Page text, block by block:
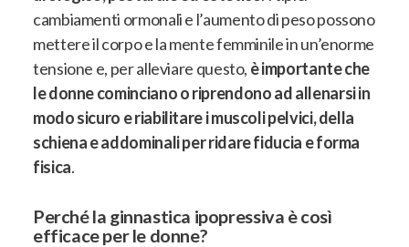
cambiamenti ormonali e l’aumento di peso possono
mettere il corpo e la mente femminile in un’enorme
tensione e, per alleviare questo, è importante che
le donne cominciano o riprendono ad allenarsi in
modo sicuro e riabilitare i muscoli pelvici, della
schiena e addominali per ridare fiducia e forma
fisica.
Perché la ginnastica ipopressiva è così
efficace per le donne?